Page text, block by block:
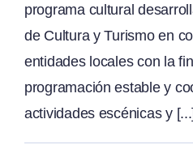
programa cultural
de Cultura y Turismo en
entidades locales con la
programación estable y
actividades escénicas y